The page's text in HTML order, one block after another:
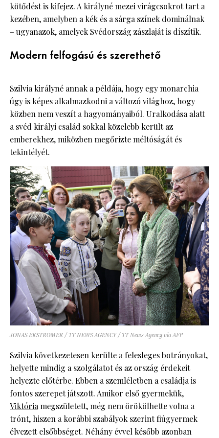
kötődést is kifejez. A királyné mezei virágcsokrot tart a
kezében, amelyben a kék és a sárga színek dominálnak
– ugyanazok, amelyek Svédország zászlaját is díszítik.
Modern felfogású és szerethető
Szilvia királyné annak a példája, hogy egy monarchia
úgy is képes alkalmazkodni a változó világhoz, hogy
közben nem veszít a hagyományaiból. Uralkodása alatt
a svéd királyi család sokkal közelebb került az
emberekhez, miközben megőrizte méltóságát és
tekintélyét.
JONAS EKSTROMER / TT NEWS AGENCY / TT News Agency via AFP
Szilvia következetesen kerülte a felesleges botrányokat,
helyette mindig a szolgálatot és az ország érdekeit
helyezte előtérbe. Ebben a szemléletben a családja is
fontos szerepet játszott. Amikor első gyermekük,
Viktória megszületett, még nem örökölhette volna a
trónt, hiszen a korábbi szabályok szerint fiúgyermek
élvezett elsőbbséget. Néhány évvel később azonban